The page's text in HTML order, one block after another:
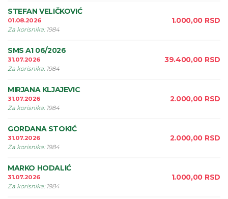
STEFAN VELIČKOVIĆ
01.08.2026
Za korisnika: 1984
1.000,00 RSD
SMS A1 06/2026
31.07.2026
Za korisnika: 1984
39.400,00 RSD
MIRJANA KLJAJEVIC
31.07.2026
Za korisnika: 1984
2.000,00 RSD
GORDANA STOKIĆ
31.07.2026
Za korisnika: 1984
2.000,00 RSD
MARKO HODALIĆ
31.07.2026
Za korisnika: 1984
1.000,00 RSD